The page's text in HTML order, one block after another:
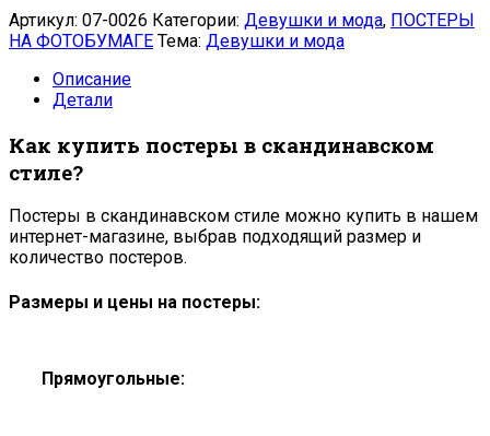
Артикул: 07-0026 Категории: Девушки и мода, ПОСТЕРЫ
НА ФОТОБУМАГЕ Тема: Девушки и мода
Описание
Детали
Как купить постеры в скандинавском
стиле?
Постеры в скандинавском стиле можно купить в нашем
интернет-магазине, выбрав подходящий размер и
количество постеров.
Размеры и цены на постеры:
Прямоугольные: